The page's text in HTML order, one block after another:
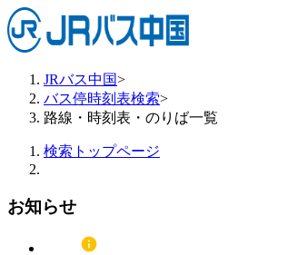
JRバス中国>
バス停時刻表検索>
路線・時刻表・のりば一覧
検索トップページ
お知らせ